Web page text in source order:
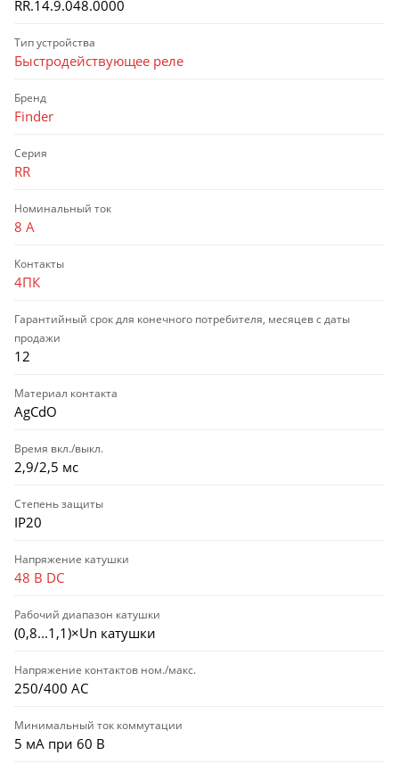
RR.14.9.048.0000
Тип устройства
Быстродействующее реле
Бренд
Finder
Серия
RR
Номинальный ток
8 А
Контакты
4ПК
Гарантийный срок для конечного потребителя, месяцев с даты
продажи
12
Материал контакта
AgCdO
Время вкл./выкл.
2,9/2,5 мс
Степень защиты
IP20
Напряжение катушки
48 В DC
Рабочий диапазон катушки
(0,8...1,1)×Un катушки
Напряжение контактов ном./макс.
250/400 AC
Минимальный ток коммутации
5 мА при 60 В